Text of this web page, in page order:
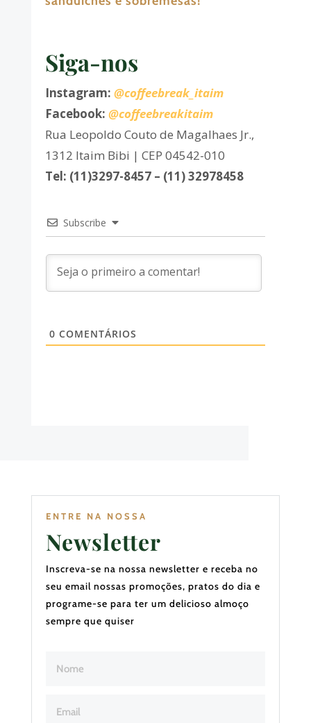
Siga-nos
Instagram: @coffeebreak_itaim
Facebook: @coffeebreakitaim
Rua Leopoldo Couto de Magalhaes Jr.,
1312 Itaim Bibi | CEP 04542-010
Tel: (11)3297-8457 – (11) 32978458
Subscribe
0 COMENTÁRIOS
ENTRE NA NOSSA
Newsletter
Inscreva-se na nossa newsletter e receba no
seu email nossas promoções, pratos do dia e
programe-se para ter um delicioso almoço
sempre que quiser